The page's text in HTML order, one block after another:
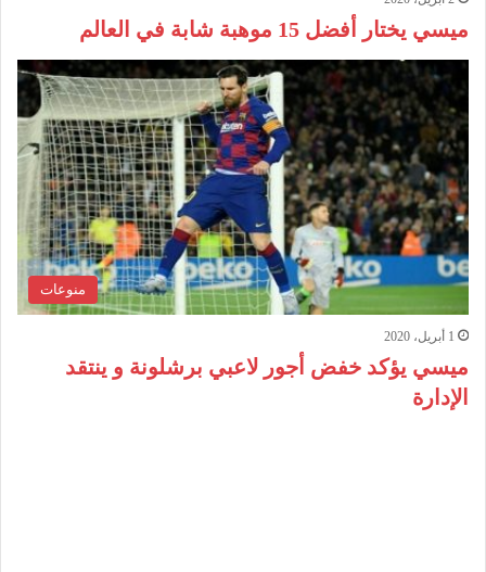
ميسي يختار أفضل 15 موهبة شابة في العالم
منوعات
1 أبريل، 2020
ميسي يؤكد خفض أجور لاعبي برشلونة و ينتقد
الإدارة